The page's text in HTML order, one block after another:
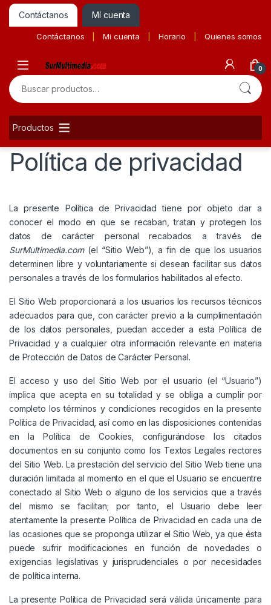
Contáctanos Mí cuenta
Contáctanos Mi cuenta Horario Quienes somos
0
Buscar por:
Productos
Política de privacidad
La presente Política de Privacidad tiene por objeto dar a
conocer el modo en que se recaban, tratan y protegen los
datos de carácter personal recabados a través de
SurMultimedia.com(el “Sitio Web”), a fin de que los usuarios
determinen libre y voluntariamente si desean facilitar sus datos
personales a través de los formularios habilitados al efecto.
El Sitio Web proporcionará a los usuarios los recursos técnicos
adecuados para que, con carácter previo a la cumplimentación
de los datos personales, puedan acceder a esta Política de
Privacidad y a cualquier otra información relevante en materia
de Protección de Datos de Carácter Personal.
El acceso y uso del Sitio Web por el usuario (el “Usuario”)
implica que acepta en su totalidad y se obliga a cumplir por
completo los términos y condiciones recogidos en la presente
Política de Privacidad, así como en las disposiciones contenidas
en laPolítica de Cookies , configurándose los citados
documentos en su conjunto como los Textos Legales rectores
del Sitio Web. La prestación del servicio del Sitio Web tiene una
duración limitada al momento en el que el Usuario se encuentre
conectado al Sitio Web o alguno de los servicios que a través
del mismo se facilitan; por tanto, el Usuario debe leer
atentamente la presente Política de Privacidad en cada una de
las ocasiones que se proponga utilizar el Sitio Web, ya que ésta
puede sufrir modificaciones en función de novedades o
exigencias legislativas y jurisprudenciales o por necesidades
de política interna.
La presente Política de Privacidad será válida únicamente para